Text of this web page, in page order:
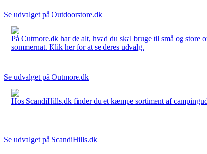
Se udvalget på Outdoorstore.dk
På Outmore.dk har de alt, hvad du skal bruge til små og store
sommernat. Klik her for at se deres udvalg.
Se udvalget på Outmore.dk
Hos ScandiHills.dk finder du et kæmpe sortiment af
Se udvalget på ScandiHills.dk